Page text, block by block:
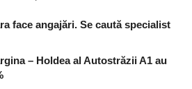
face angajări. Se caută specialist
– Holdea al Autostrăzii A1 au